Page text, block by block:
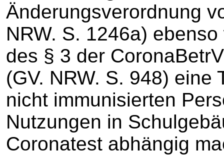
Änderungsverordnung
NRW. S. 1246a)
des § 3 der
(GV. NRW. S. 948) eine
nicht immunisierten
Nutzungen in
Coronatest abhängig